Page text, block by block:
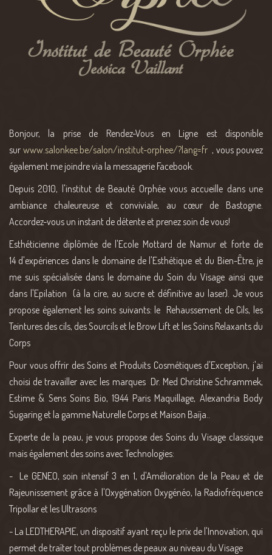
Bonjour, la prise de Rendez-Vous en Ligne est disponible
sur www.salonkee.be/salon/institut-orphee/?lang=fr , vous pouvez
également me joindre via la messagerie Facebook.
Depuis 2010, l'institut de Beauté Orphée vous accueille dans une
ambiance chaleureuse et conviviale, au cœur de Bastogne.
Accordez-vous un instant de détente et prenez soin de vous!
Esthéticienne diplômée de l'Ecole Mottard de Namur et forte de
14 d'expériences dans le domaine de l'Esthétique et du Bien-Être, je
me suis spécialisée dans le domaine du Soin du Visage ainsi que
dans l'Epilation (à la cire, au sucre et définitive au laser). Je vous
propose également les soins suivants: le Rehaussement de Cils, les
Teintures des cils, des Sourcils et le Brow Lift et les Soins Relaxants du
Corps
Pour vous offrir des Soins et Produits Cosmétiques d'Exception, j'ai
choisi de travailler avec les marques Dr. Med Christine Schrammek,
Estime & Sens Soins Bio, 1944 Paris Maquillage, Alexandria Body
Sugaring et la gamme Naturelle Corps et Maison Baïja..
Experte de la peau, je vous propose des Soins du Visage classique
mais également des soins avec Technologies:
- Le GENEO, soin intensif 3 en 1, d'Amélioration de la Peau et de
Rajeunissement grâce à l'Oxygénation Oxygénéo, la Radiofréquence
Tripollar et les Ultrasons
- La LEDTHERAPIE, un dispositif ayant reçu le prix de l'Innovation, qui
permet de traîter tout problèmes de peaux au niveau du Visage